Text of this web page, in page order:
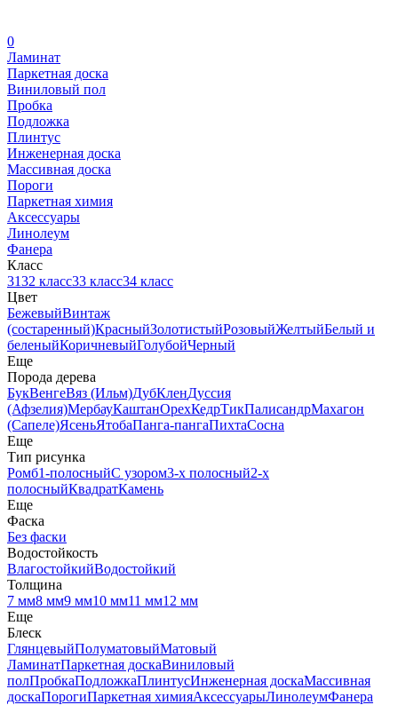
0
Ламинат
Паркетная доска
Виниловый пол
Пробка
Подложка
Плинтус
Инженерная доска
Массивная доска
Пороги
Паркетная химия
Аксессуары
Линолеум
Фанера
Класс
3132 класс33 класс34 класс
Цвет
БежевыйВинтаж
(состаренный)КрасныйЗолотистыйРозовыйЖелтыйБелый и
беленыйКоричневыйГолубойЧерный
Еще
Порода дерева
БукВенгеВяз (Ильм)ДубКленДуссия
(Афзелия)МербауКаштанОрехКедрТикПалисандрМахагон
(Сапеле)ЯсеньЯтобаПанга-пангаПихтаСосна
Еще
Тип рисунка
Ромб1-полосныйС узором3-х полосный2-х
полосныйКвадратКамень
Еще
Фаска
Без фаски
Водостойкость
ВлагостойкийВодостойкий
Толщина
7 мм8 мм9 мм10 мм11 мм12 мм
Еще
Блеск
ГлянцевыйПолуматовыйМатовый
ЛаминатПаркетная доскаВиниловый
полПробкаПодложкаПлинтусИнженерная доскаМассивная
доскаПорогиПаркетная химияАксессуарыЛинолеумФанера